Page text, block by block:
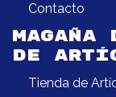
Contacto
DE
Tienda de